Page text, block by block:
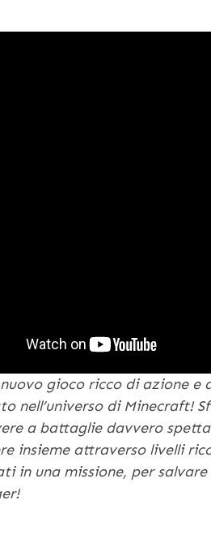
gioco ricco di azione
nell’universo di Minecraft!
a battaglie davvero
insieme attraverso livelli
in una missione, per